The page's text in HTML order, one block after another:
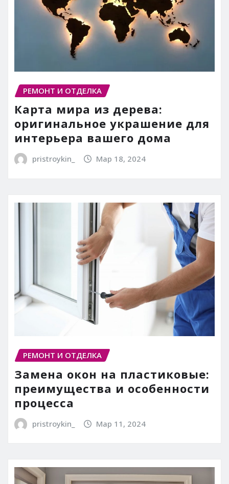
РЕМОНТ И ОТДЕЛКА
Карта мира из дерева:
оригинальное украшение для
интерьера вашего дома
pristroykin_ Мар 18, 2024
РЕМОНТ И ОТДЕЛКА
Замена окон на пластиковые:
преимущества и особенности
процесса
pristroykin_ Мар 11, 2024